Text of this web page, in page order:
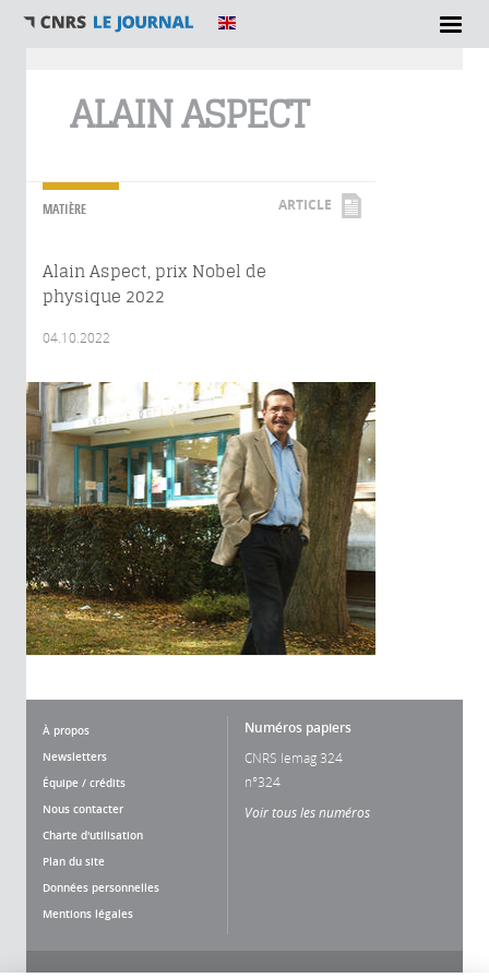
ALAIN ASPECT
MATIÈRE ARTICLE
Alain Aspect, prix Nobel de
physique 2022
04.10.2022
À propos
Newsletters
Équipe / crédits
Nous contacter
Charte d'utilisation
Plan du site
Données personnelles
Mentions légales
Numéros papiers
CNRS lemag 324
n°324
Voir tous les numéros